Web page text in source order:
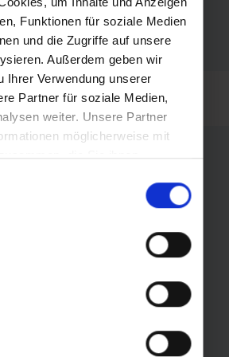
Funktionen für soziale Medien
und die Zugriffe auf unsere
Außerdem geben wir
Ihrer Verwendung unserer
Partner für soziale Medien,
weiter. Unsere Partner
möglicherweise mit
die Sie ihnen
gesammelt haben.
zur Verfügung.
nicht nur ein Ort zum Relaxen.
Radonthermalbäder,
in Anspruch
Reha-Stützpunkten des